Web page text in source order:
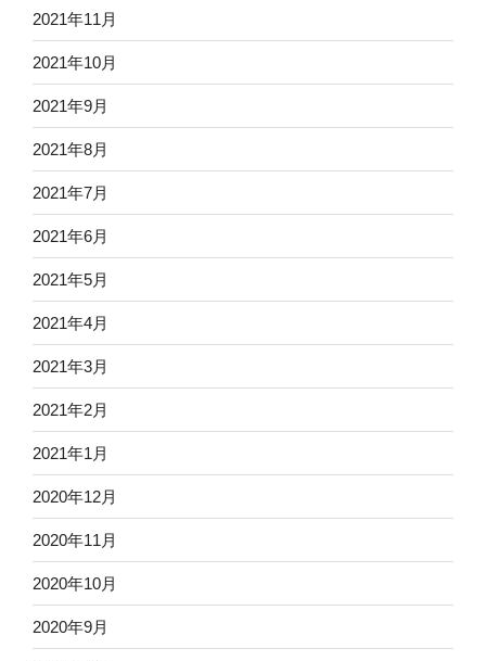
2021年11月
2021年10月
2021年9月
2021年8月
2021年7月
2021年6月
2021年5月
2021年4月
2021年3月
2021年2月
2021年1月
2020年12月
2020年11月
2020年10月
2020年9月